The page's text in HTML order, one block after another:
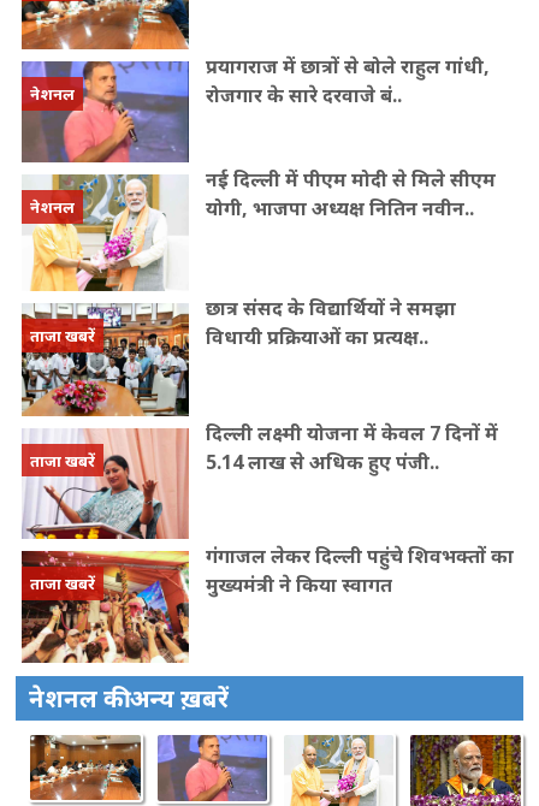
नेशनल
प्रयागराज में छात्रों से बोले राहुल गांधी,
रोजगार के सारे दरवाजे बं..
नेशनल
नई दिल्ली में पीएम मोदी से मिले सीएम
योगी, भाजपा अध्यक्ष नितिन नवीन..
ताजा खबरें
छात्र संसद के विद्यार्थियों ने समझा
विधायी प्रक्रियाओं का प्रत्यक्ष..
ताजा खबरें
दिल्ली लक्ष्मी योजना में केवल 7 दिनों में
5.14 लाख से अधिक हुए पंजी..
ताजा खबरें
गंगाजल लेकर दिल्ली पहुंचे शिवभक्तों का
मुख्यमंत्री ने किया स्वागत
नेशनल की अन्य ख़बरें